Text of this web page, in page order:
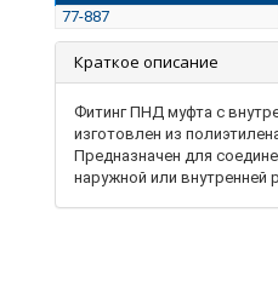
77-887
Краткое описание
Фитинг ПНД муфта с
изготовлен из
Предназначен для
наружной или внутренней